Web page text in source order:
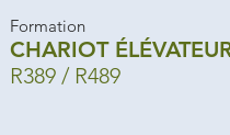
Formation
CHARIOT
R389 / R489